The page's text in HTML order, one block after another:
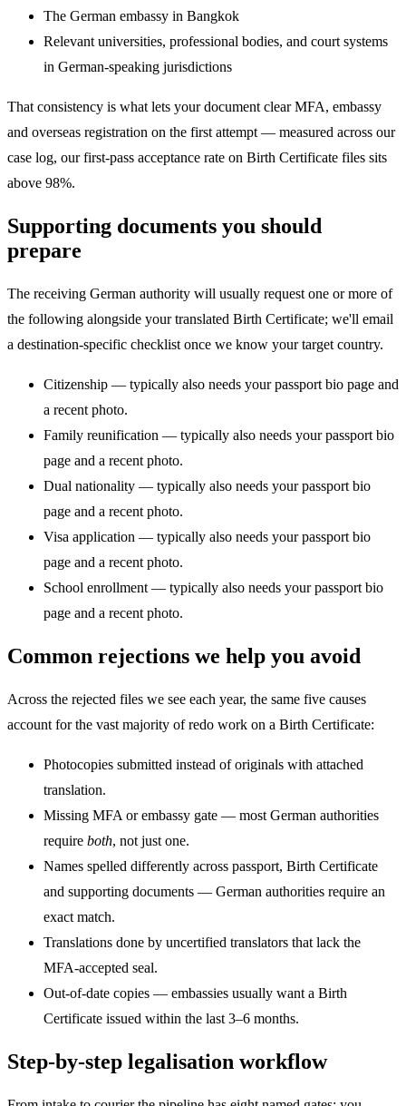
The German embassy in Bangkok
Relevant universities, professional bodies, and court systems
in German-speaking jurisdictions
That consistency is what lets your document clear MFA, embassy
and overseas registration on the first attempt — measured across our
case log, our first-pass acceptance rate on Birth Certificate files sits
above 98%.
Supporting documents you should
prepare
The receiving German authority will usually request one or more of
the following alongside your translated Birth Certificate; we'll email
a destination-specific checklist once we know your target country.
Citizenship — typically also needs your passport bio page and
a recent photo.
Family reunification — typically also needs your passport bio
page and a recent photo.
Dual nationality — typically also needs your passport bio
page and a recent photo.
Visa application — typically also needs your passport bio
page and a recent photo.
School enrollment — typically also needs your passport bio
page and a recent photo.
Common rejections we help you avoid
Across the rejected files we see each year, the same five causes
account for the vast majority of redo work on a Birth Certificate:
Photocopies submitted instead of originals with attached
translation.
Missing MFA or embassy gate — most German authorities
require both, not just one.
Names spelled differently across passport, Birth Certificate
and supporting documents — German authorities require an
exact match.
Translations done by uncertified translators that lack the
MFA-accepted seal.
Out-of-date copies — embassies usually want a Birth
Certificate issued within the last 3–6 months.
Step-by-step legalisation workflow